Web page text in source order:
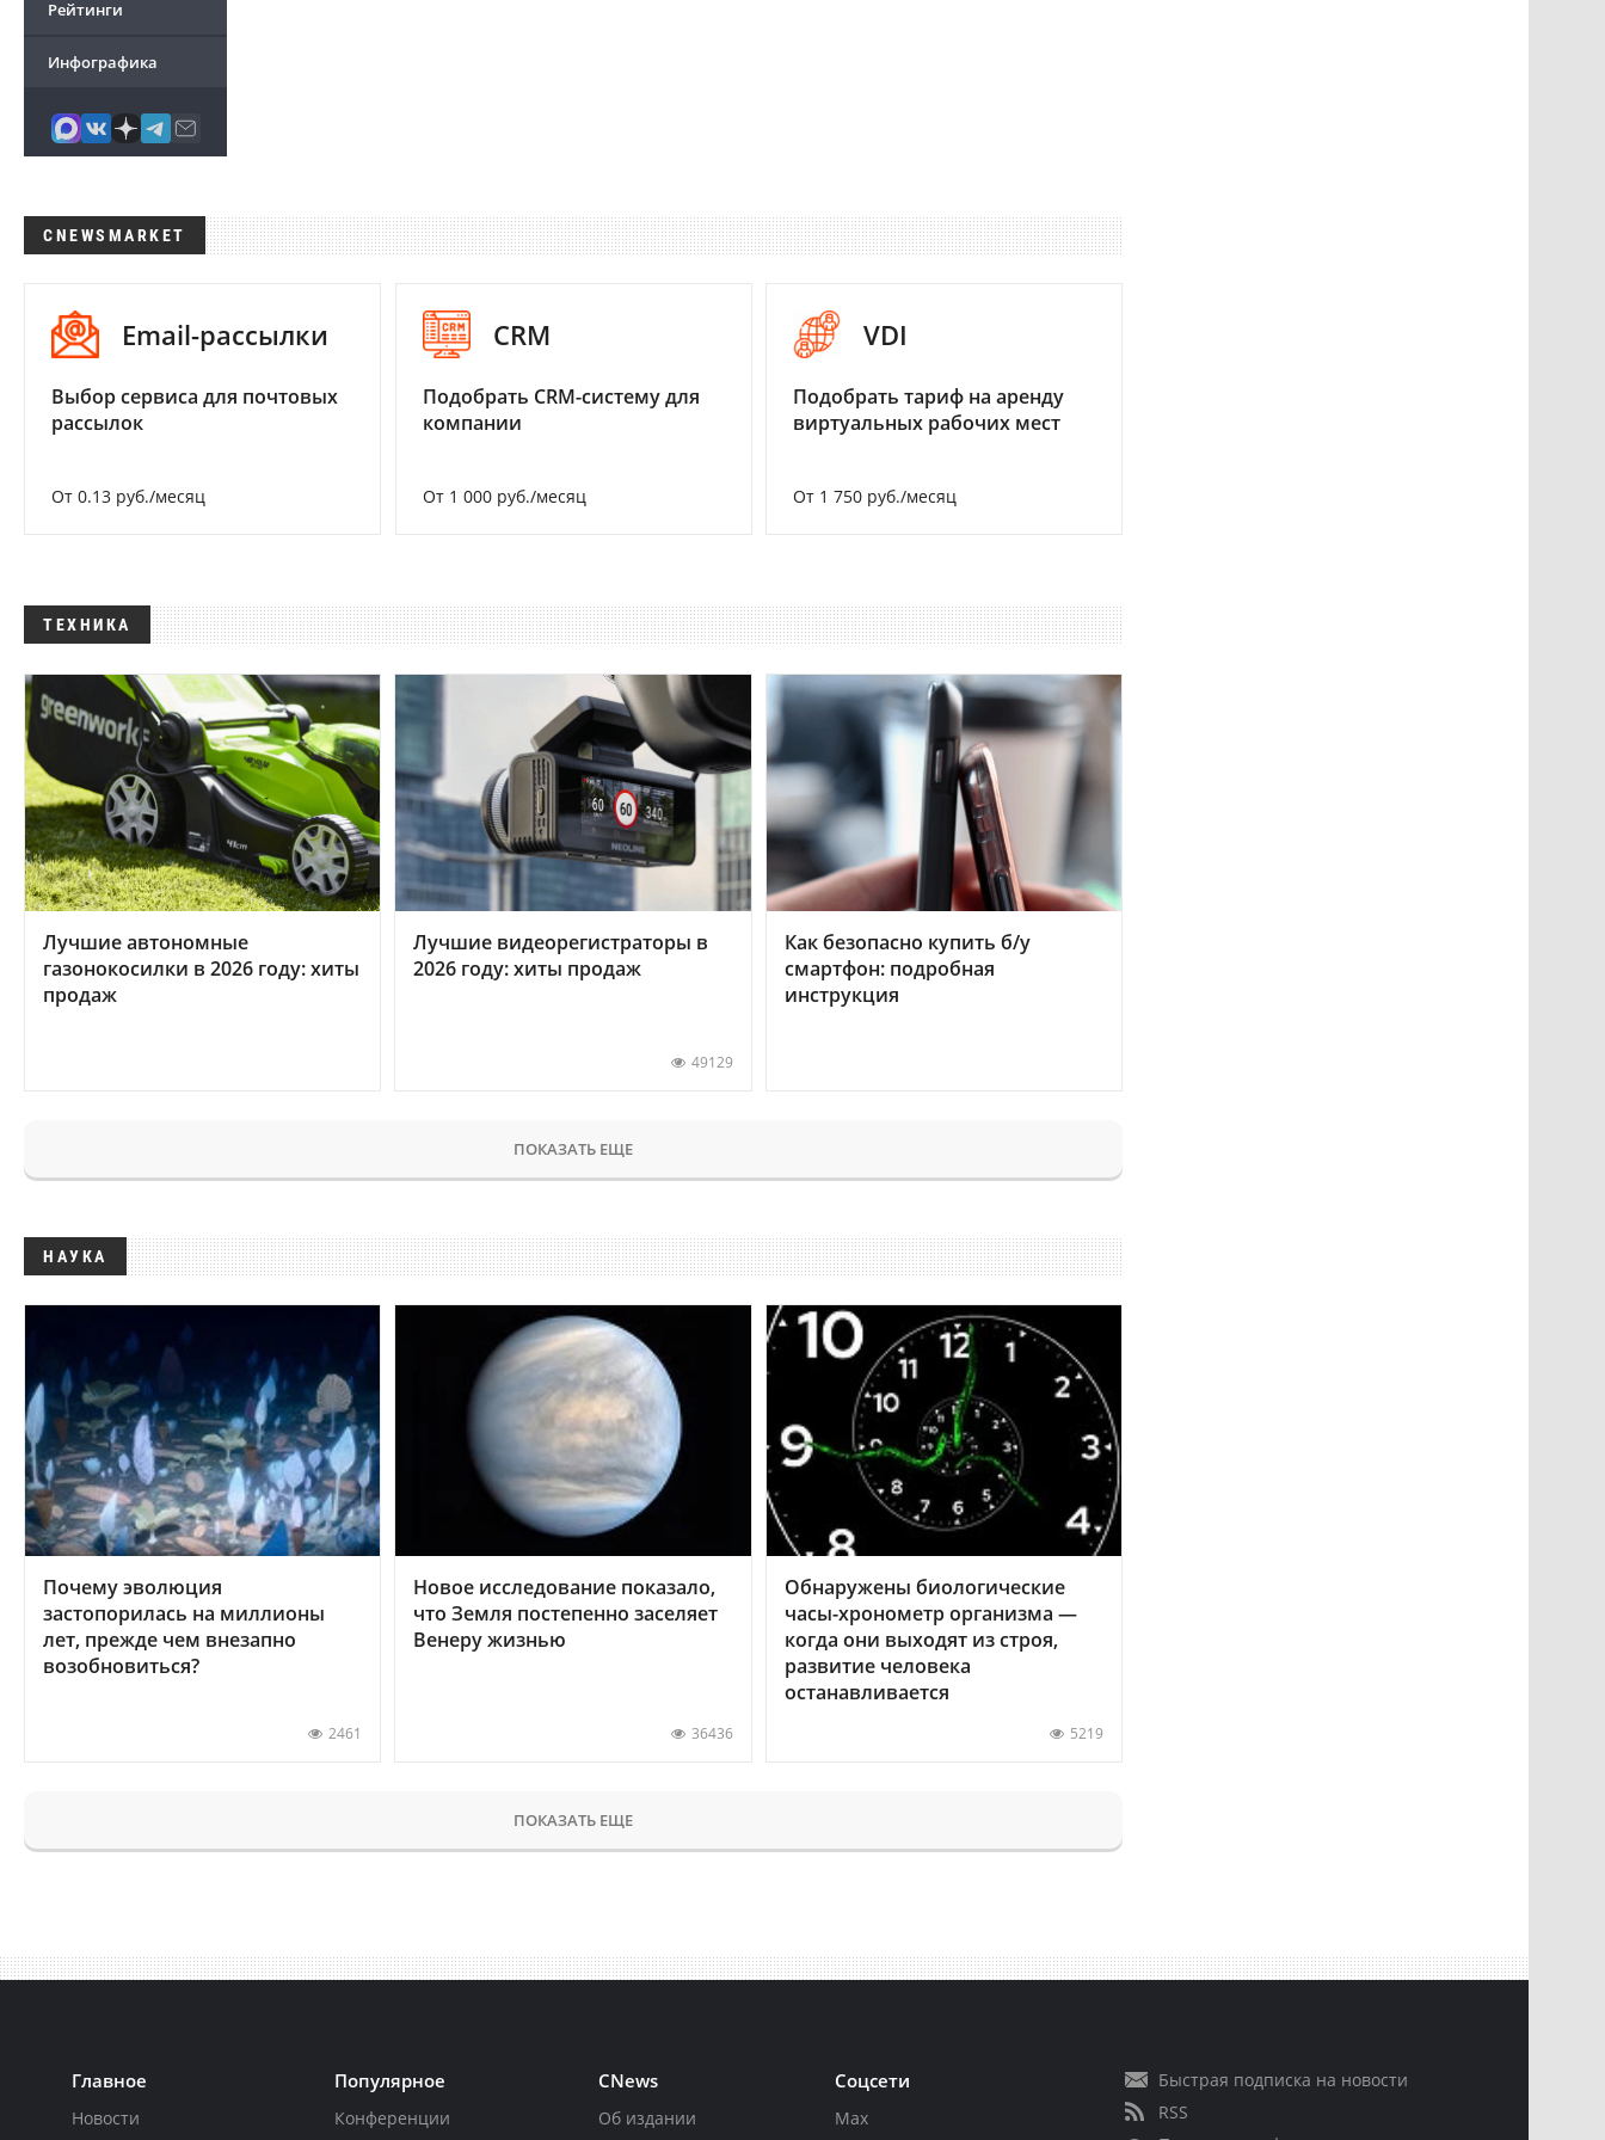
Рейтинги
Инфографика
CNEWSMARKET
Email-рассылки
Выбор сервиса для почтовых
рассылок
От 0.13 руб./месяц
CRM
Подобрать CRM-систему для
компании
От 1 000 руб./месяц
VDI
Подобрать тариф на аренду
виртуальных рабочих мест
От 1 750 руб./месяц
ТЕХНИКА
Лучшие автономные
газонокосилки в 2026 году: хиты
продаж
Лучшие видеорегистраторы в
2026 году: хиты продаж
49129
Как безопасно купить б/у
смартфон: подробная
инструкция
ПОКАЗАТЬ ЕЩЕ
НАУКА
Почему эволюция
застопорилась на миллионы
лет, прежде чем внезапно
возобновиться?
2461
Новое исследование показало,
что Земля постепенно заселяет
Венеру жизнью
36436
Обнаружены биологические
часы-хронометр организма —
когда они выходят из строя,
развитие человека
останавливается
5219
ПОКАЗАТЬ ЕЩЕ
Главное
Новости
Популярное
Конференции
CNews
Об издании
Соцсети
Max
Быстрая подписка на новости
RSS